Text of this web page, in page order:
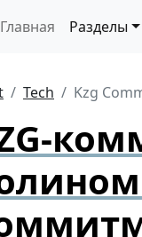
Главная Разделы
Tech Kzg